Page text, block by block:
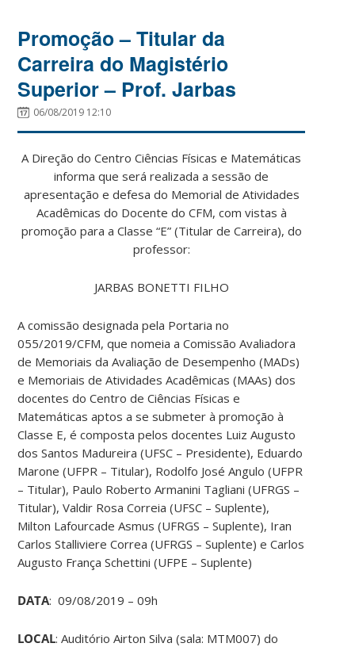
Promoção – Titular da
Carreira do Magistério
Superior – Prof. Jarbas
06/08/2019 12:10
A Direção do Centro Ciências Físicas e Matemáticas
informa que será realizada a sessão de
apresentação e defesa do Memorial de Atividades
Acadêmicas do Docente do CFM, com vistas à
promoção para a Classe “E” (Titular de Carreira), do
professor:
JARBAS BONETTI FILHO
A comissão designada pela Portaria no
055/2019/CFM, que nomeia a Comissão Avaliadora
de Memoriais da Avaliação de Desempenho (MADs)
e Memoriais de Atividades Acadêmicas (MAAs) dos
docentes do Centro de Ciências Físicas e
Matemáticas aptos a se submeter à promoção à
Classe E, é composta pelos docentes Luiz Augusto
dos Santos Madureira (UFSC – Presidente), Eduardo
Marone (UFPR – Titular), Rodolfo José Angulo (UFPR
– Titular), Paulo Roberto Armanini Tagliani (UFRGS –
Titular), Valdir Rosa Correia (UFSC – Suplente),
Milton Lafourcade Asmus (UFRGS – Suplente), Iran
Carlos Stalliviere Correa (UFRGS – Suplente) e Carlos
Augusto França Schettini (UFPE – Suplente)
DATA: 09/08/2019 – 09h
LOCAL: Auditório Airton Silva (sala: MTM007) do